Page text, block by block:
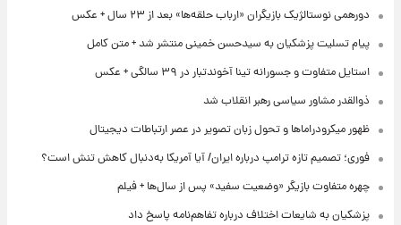
دورهمی نوستالژیک بازیگران «ارباب حلقه‌ها» بعد از ۲۳ سال + عکس
پیام تسلیت پزشکیان به سیدحسن خمینی منتشر شد + متن کامل
استایل متفاوت و جسورانه تینا آخوندتبار در ۳۹ سالگی + عکس
ذوالقدر مشاور سیاسی رهبر انقلاب شد
ظهور میکرودراماها و تحول زبان تصویر در عصر ارتباطات دیجیتال
فوری؛ تصمیم تازه ترامپ درباره ایران/ آیا آمریکا به‌دنبال کاهش تنش است؟
چهره متفاوت بازیگر «وضعیت سفید» پس از سال‌ها + فیلم
پزشکیان به شایعات اختلاف درباره تفاهم‌نامه پاسخ داد